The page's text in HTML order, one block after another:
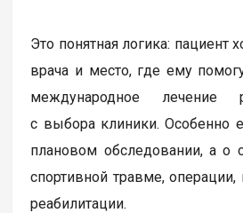
Это понятная логика: пациент
врача и место, где ему
международное лечение
с выбора клиники. Особенно
плановом обследовании, а о
спортивной травме,
реабилитации.